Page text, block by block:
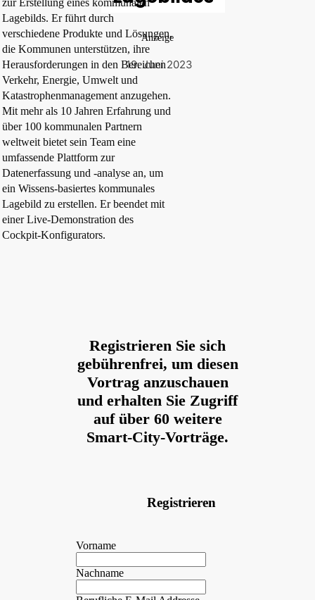
Anzeige
19. Juni 2023
zur Erstellung eines kommunalen
Lagebilds. Er führt durch
verschiedene Produkte und Lösungen,
die Kommunen unterstützen, ihre
Herausforderungen in den Bereichen
Verkehr, Energie, Umwelt und
Katastrophenmanagement anzugehen.
Mit mehr als 10 Jahren Erfahrung und
über 100 kommunalen Partnern
weltweit bietet sein Team eine
umfassende Plattform zur
Datenerfassung und -analyse an, um
ein Wissens-basiertes kommunales
Lagebild zu erstellen. Er beendet mit
einer Live-Demonstration des
Cockpit-Konfigurators.
Registrieren Sie sich
gebührenfrei, um diesen
Vortrag anzuschauen
und erhalten Sie Zugriff
auf über 60 weitere
Smart-City-Vorträge.
Registrieren
Vorname
Nachname